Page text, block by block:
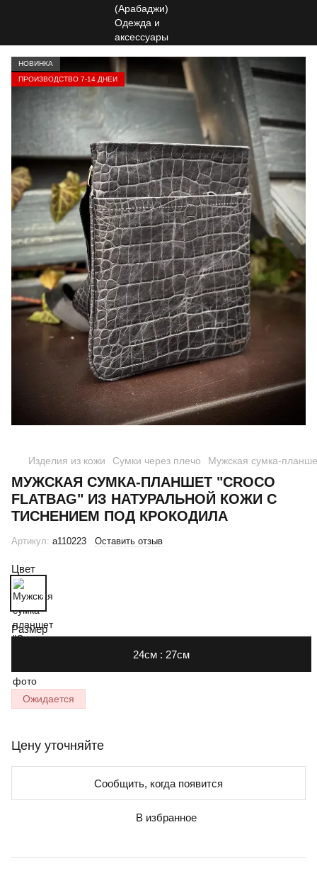
НОВИНКА
ПРОИЗВОДСТВО 7-14 ДНЕЙ
Изделия из кожи Сумки через плечо Мужская сумка-
МУЖСКАЯ СУМКА-ПЛАНШЕТ "CROCO
FLATBAG" ИЗ НАТУРАЛЬНОЙ КОЖИ С
ТИСНЕНИЕМ ПОД КРОКОДИЛА
Артикул: a110223 Оставить отзыв
Цвет
Размер
24см : 27см
Ожидается
Цену уточняйте
Сообщить, когда появится
В избранное